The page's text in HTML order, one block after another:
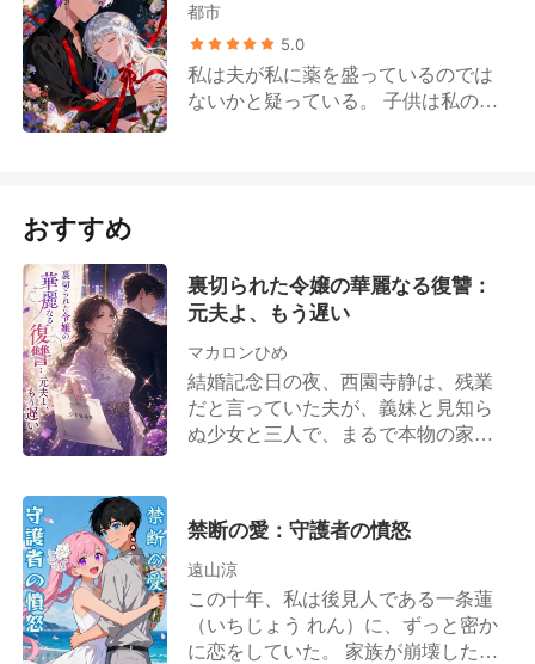
わされても、彼女が何のお咎めも受
けなかった、まさにその後のことだ
った。 彼は彼女を選んだ。 みんなの
前で。 会社の理念よりも、社員の尊
「電話」をかけた。 「お父様」 私の
声は、危険なほど静かだった。 「パ
ようです」
心地悪く体を隠す。「ウォークリ
ー、今日は撮影しなくてもいい？」
彼は軽く笑うと、大きな手で私の腰
を掴み、甘い声で囁いた。 「ベイビ
ー、この動画こそが俺たちの愛の証
たことに気づいた。 慌てて腕時計を
届けに戻ろうとした、その時。個室
の中から聞こえてきたのは、私とウ
ォークリーが愛を交わす声だった。
都市
5.0
私は夫が私に薬を盛っているのでは
ないかと疑っている。 子供は私の実
おすすめ
裏切られた令嬢の華麗なる復讐：
元夫よ、もう遅い
マカロンひめ
結婚記念日の夜、西園寺静は、残業
だと言っていた夫が、義妹と見知ら
ぬ少女と三人で、まるで本物の家族
た病室で、夫が友人に放った恐ろし
い本音を聞いてしまう。 「あいつの
気取った顔を見てるだけで反吐が出
る。西園寺の核心技術を手に入れた
ら、あんな女、さっさと捨ててや
禁断の愛：守護者の憤怒
遠山涼
この十年、私は後見人である一条蓮
（いちじょう れん）に、ずっと密か
に恋をしていた。 家族が崩壊した